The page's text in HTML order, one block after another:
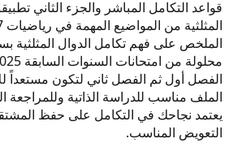
قواعد التكامل المباشر والجزء الثاني
الملخص على فهم تكامل الدوال المثلثية
الفصل أول ثم الفصل ثاني لتكون مستعداً
الملف مناسب للدراسة الذاتية وللمراجعة
يعتمد نجاحك في التكامل على حفظ
التعويض المناسب.